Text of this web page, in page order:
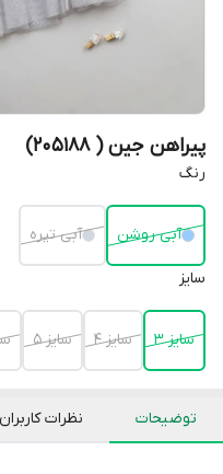
پیراهن جین ( 205188)
رنگ
آبی روشن آبی تیره
سایز
سایز 3 سایز 4 سایز 5
توضیحات نظرات کاربران